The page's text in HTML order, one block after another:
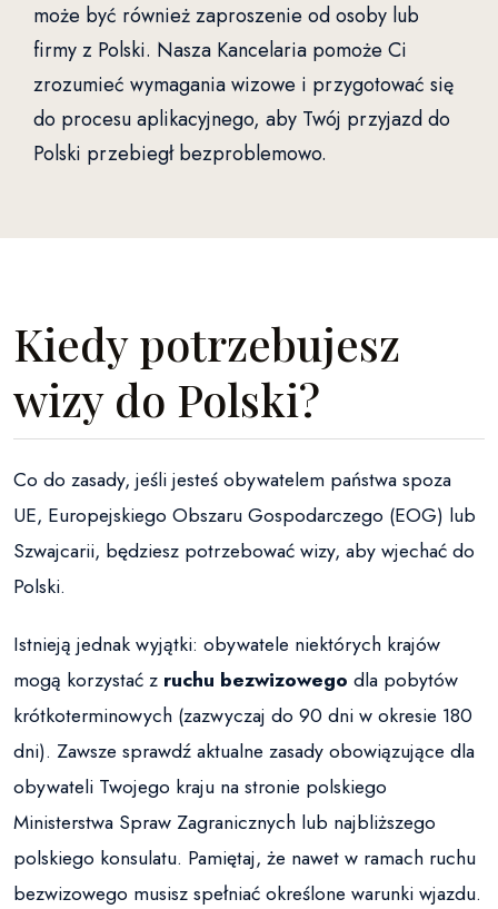
może być również zaproszenie od osoby lub
firmy z Polski. Nasza Kancelaria pomoże Ci
zrozumieć wymagania wizowe i przygotować się
do procesu aplikacyjnego, aby Twój przyjazd do
Polski przebiegł bezproblemowo.
Kiedy potrzebujesz
wizy do Polski?
Co do zasady, jeśli jesteś obywatelem państwa spoza
UE, Europejskiego Obszaru Gospodarczego (EOG) lub
Szwajcarii, będziesz potrzebować wizy, aby wjechać do
Polski.
Istnieją jednak wyjątki: obywatele niektórych krajów
mogą korzystać z ruchu bezwizowego dla pobytów
krótkoterminowych (zazwyczaj do 90 dni w okresie 180
dni). Zawsze sprawdź aktualne zasady obowiązujące dla
obywateli Twojego kraju na stronie polskiego
Ministerstwa Spraw Zagranicznych lub najbliższego
polskiego konsulatu. Pamiętaj, że nawet w ramach ruchu
bezwizowego musisz spełniać określone warunki wjazdu.